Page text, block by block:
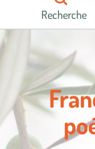
Recherche